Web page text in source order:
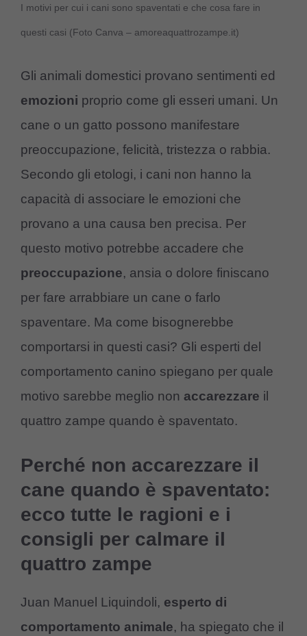
I motivi per cui i cani sono spaventati e che cosa fare in
questi casi (Foto Canva – amoreaquattrozampe.it)
Gli animali domestici provano sentimenti ed
emozioni proprio come gli esseri umani. Un
cane o un gatto possono manifestare
preoccupazione, felicità, tristezza o rabbia.
Secondo gli etologi, i cani non hanno la
capacità di associare le emozioni che
provano a una causa ben precisa. Per
questo motivo potrebbe accadere che
preoccupazione, ansia o dolore finiscano
per fare arrabbiare un cane o farlo
spaventare. Ma come bisognerebbe
comportarsi in questi casi? Gli esperti del
comportamento canino spiegano per quale
motivo sarebbe meglio non accarezzare il
quattro zampe quando è spaventato.
Perché non accarezzare il
cane quando è spaventato:
ecco tutte le ragioni e i
consigli per calmare il
quattro zampe
Juan Manuel Liquindoli, esperto di
comportamento animale, ha spiegato che il